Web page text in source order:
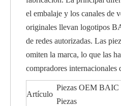
el embalaje y los canales de
originales llevan logotipos
de redes autorizadas. Las
omiten la marca, lo que las
compradores internacionales
Artículo
Piezas OEM BAIC
Piezas